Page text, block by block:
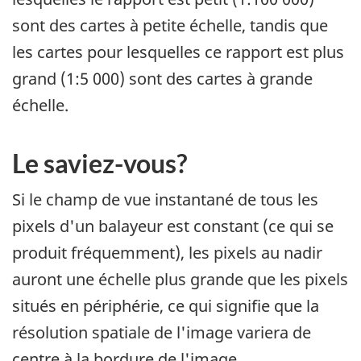
sont des cartes à petite échelle, tandis que
les cartes pour lesquelles ce rapport est plus
grand (1:5 000) sont des cartes à grande
échelle.
Le saviez-vous?
Si le champ de vue instantané de tous les
pixels d'un balayeur est constant (ce qui se
produit fréquemment), les pixels au nadir
auront une échelle plus grande que les pixels
situés en périphérie, ce qui signifie que la
résolution spatiale de l'image variera de